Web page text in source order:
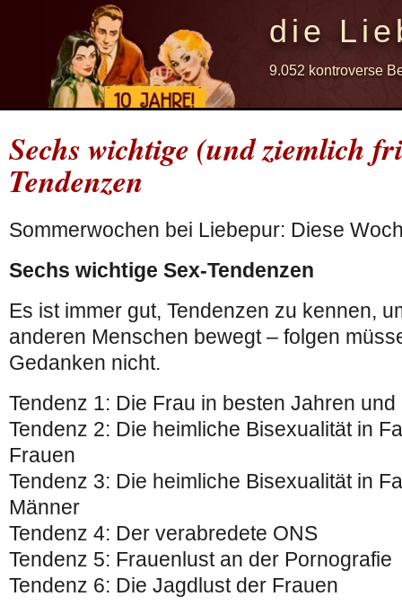
die
9.052 kontroverse
Sechs wichtige (und ziemlich
Tendenzen
Sommerwochen bei Liebepur: Diese
Sechs wichtige Sex-Tendenzen
Es ist immer gut, Tendenzen zu kennen,
anderen Menschen bewegt – folgen
Gedanken nicht.
Tendenz 1: Die Frau in besten Jahren
Tendenz 2: Die heimliche Bisexualität in
Frauen
Tendenz 3: Die heimliche Bisexualität in
Männer
Tendenz 4: Der verabredete ONS
Tendenz 5: Frauenlust an der Pornografie
Tendenz 6: Die Jagdlust der Frauen